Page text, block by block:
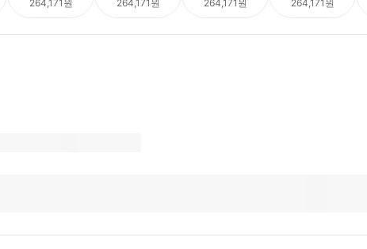
264,171원 264,171원 264,171원 264,171원